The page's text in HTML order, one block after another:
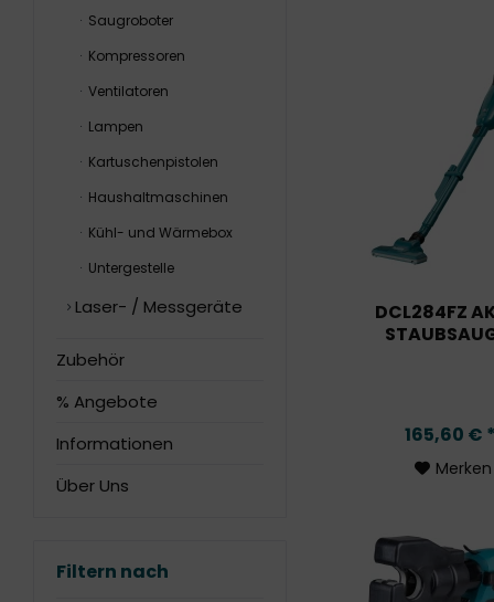
Saugroboter
Kompressoren
Ventilatoren
Lampen
Kartuschenpistolen
Haushaltmaschinen
Kühl- und Wärmebox
Untergestelle
Laser- / Messgeräte
Zubehör
% Angebote
Informationen
Über Uns
Filtern nach
DCL284FZ
165,60 € *
Merken